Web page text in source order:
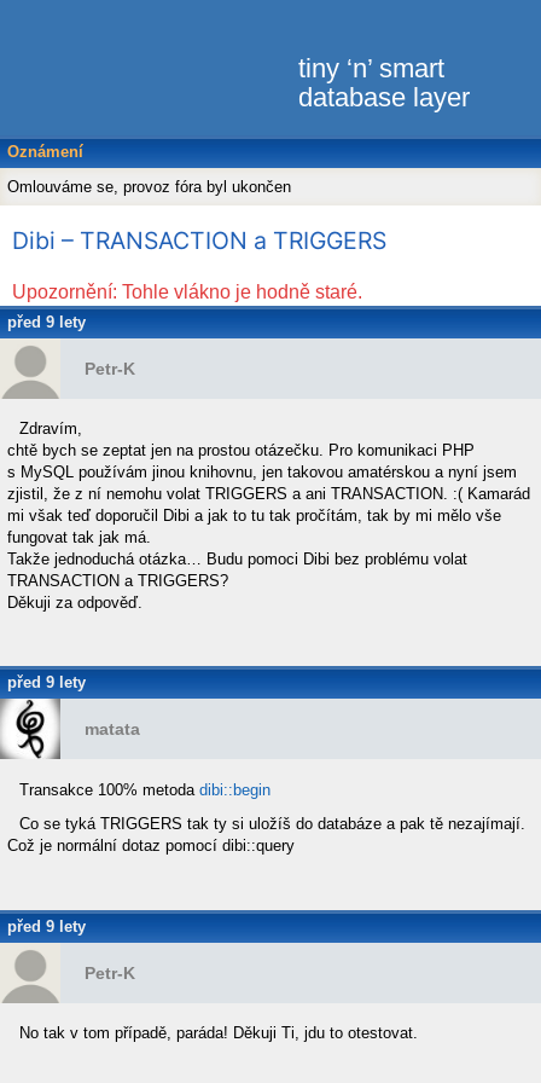
tiny ‘n’ smart
database layer
Oznámení
Omlouváme se, provoz fóra byl ukončen
Dibi – TRANSACTION a TRIGGERS
Upozornění: Tohle vlákno je hodně staré.
před 9 lety
Petr-K
Zdravím,
chtě bych se zeptat jen na prostou otázečku. Pro komunikaci PHP
s MySQL používám jinou knihovnu, jen takovou amatérskou a nyní jsem
zjistil, že z ní nemohu volat TRIGGERS a ani TRANSACTION. :( Kamarád
mi však teď doporučil Dibi a jak to tu tak pročítám, tak by mi mělo vše
fungovat tak jak má.
Takže jednoduchá otázka… Budu pomoci Dibi bez problému volat
TRANSACTION a TRIGGERS?
Děkuji za odpověď.
před 9 lety
matata
Transakce 100% metodadibi::begin
Co se tyká TRIGGERS tak ty si uložíš do databáze a pak tě nezajímají.
Což je normální dotaz pomocí dibi::query
před 9 lety
Petr-K
No tak v tom případě, paráda! Děkuji Ti, jdu to otestovat.